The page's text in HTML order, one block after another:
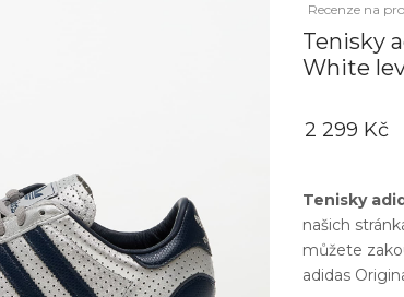
Recenze na
Tenisky
White
2 299 Kč
Tenisky
našich
můžete
adidas